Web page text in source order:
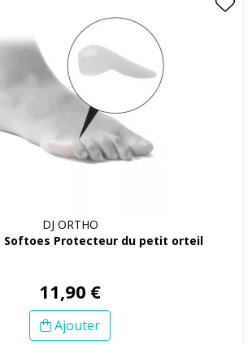
DJ ORTHO
Softoes Protecteur du petit orteil
11,90 €
Ajouter